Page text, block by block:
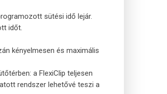
sütési idő lejár.
időt.
kényelmesen és maximális
a FlexiClip teljesen
rendszer lehetővé teszi a